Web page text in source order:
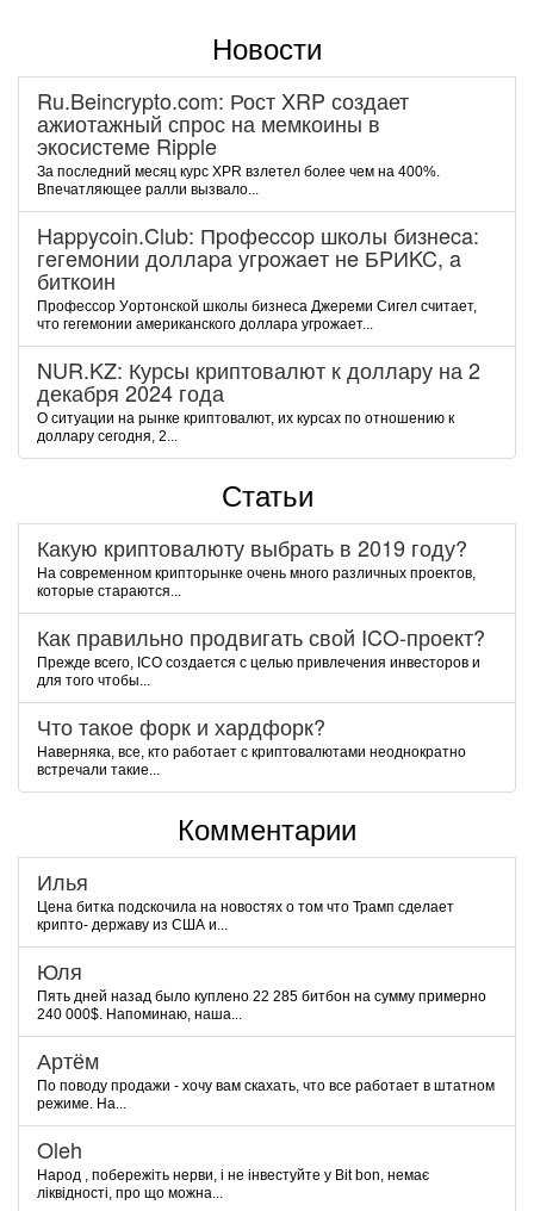
Новости
Ru.Beincrypto.com: Рост XRP создает
ажиотажный спрос на мемкоины в
экосистеме Ripple
За последний месяц курс XPR взлетел более чем на 400%.
Впечатляющее ралли вызвало...
Happycoin.Club: Пpoфeccop шкoлы бизнeca:
гeгeмoнии дoллapa угpoжaeт нe БPИKC, a
биткoин
Пpoфeccop Уopтoнcкoй шкoлы бизнeca Джepeми Cигeл cчитaeт,
чтo гeгeмoнии aмepикaнcкoгo дoллapa угpoжaeт...
NUR.KZ: Курсы криптовалют к доллару на 2
декабря 2024 года
О ситуации на рынке криптовалют, их курсах по отношению к
доллару сегодня, 2...
Статьи
Какую криптовалюту выбрать в 2019 году?
На современном крипторынке очень много различных проектов,
которые стараются...
Как правильно продвигать свой ICO-проект?
Прежде всего, ICO создается с целью привлечения инвесторов и
для того чтобы...
Что такое форк и хардфорк?
Наверняка, все, кто работает с криптовалютами неоднократно
встречали такие...
Комментарии
Илья
Цена битка подскочила на новостях о том что Трамп сделает
крипто- державу из США и...
Юля
Пять дней назад было куплено 22 285 битбон на сумму примерно
240 000$. Напоминаю, наша...
Артём
По поводу продажи - хочу вам скахать, что все работает в штатном
режиме. На...
Oleh
Народ , побережіть нерви, і не інвестуйте у Bit bon, немає
ліквідності, про що можна...